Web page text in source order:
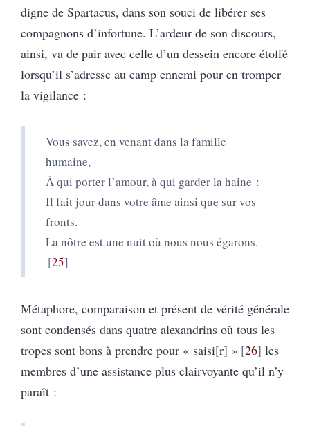
digne de Spartacus, dans son souci de libérer ses
compagnons d’infortune. L’ardeur de son discours,
ainsi, va de pair avec celle d’un dessein encore étoffé
lorsqu’il s’adresse au camp ennemi pour en tromper
la vigilance :
Vous savez, en venant dans la famille
humaine,
À qui porter l’amour, à qui garder la haine :
Il fait jour dans votre âme ainsi que sur vos
fronts.
La nôtre est une nuit où nous nous égarons.
25
Métaphore, comparaison et présent de vérité générale
sont condensés dans quatre alexandrins où tous les
tropes sont bons à prendre pour « saisi[r] » 26 les
membres d’une assistance plus clairvoyante qu’il n’y
paraît :